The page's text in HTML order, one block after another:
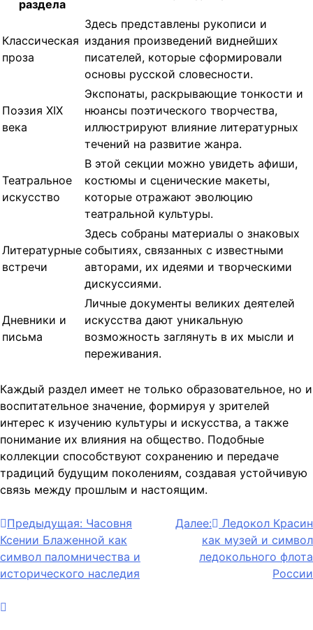
раздела
Классическая
проза
Здесь представлены рукописи и
издания произведений виднейших
писателей, которые сформировали
основы русской словесности.
Поэзия XIX
века
Экспонаты, раскрывающие тонкости и
нюансы поэтического творчества,
иллюстрируют влияние литературных
течений на развитие жанра.
Театральное
искусство
В этой секции можно увидеть афиши,
костюмы и сценические макеты,
которые отражают эволюцию
театральной культуры.
Литературные
встречи
Здесь собраны материалы о знаковых
событиях, связанных с известными
авторами, их идеями и творческими
дискуссиями.
Дневники и
письма
Личные документы великих деятелей
искусства дают уникальную
возможность заглянуть в их мысли и
переживания.
Каждый раздел имеет не только образовательное, но и
воспитательное значение, формируя у зрителей
интерес к изучению культуры и искусства, а также
понимание их влияния на общество. Подобные
коллекции способствуют сохранению и передаче
традиций будущим поколениям, создавая устойчивую
связь между прошлым и настоящим.
Навигация
по
записям
Предыдущая: Часовня
Ксении Блаженной как
символ паломничества и
исторического наследия
Далее:
Ледокол Красин
как музей и символ
ледокольного флота
России